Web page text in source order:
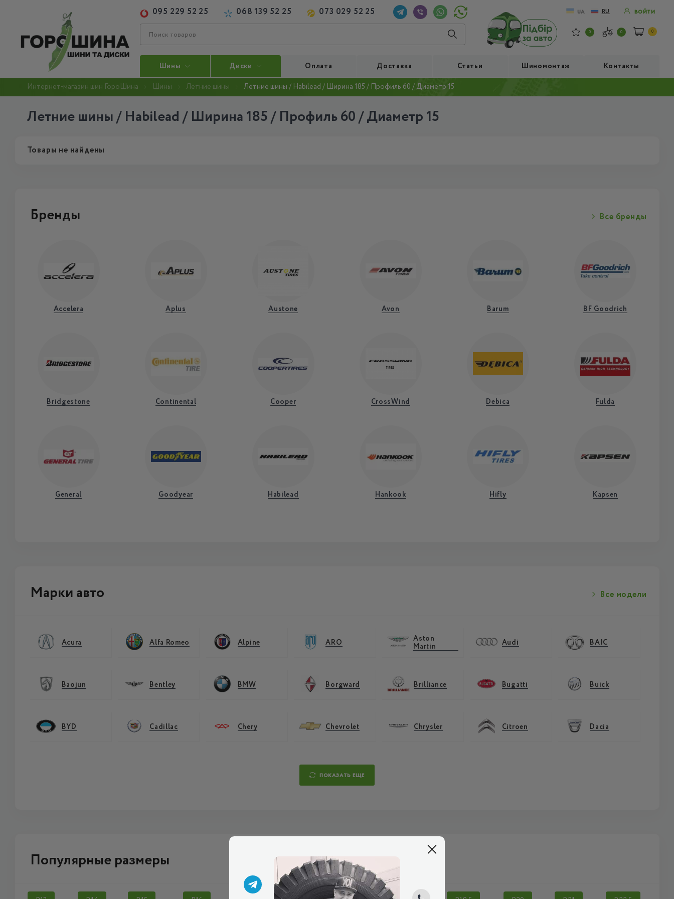
095 229 52 25 068 139 52 25 073 029 52 25 UA RU ВОЙТИ
0 0 0
Шины Диски Оплата Доставка Статьи Шиномонтаж Контакты
Интернет-магазин шин ГороШина Шины Летние шины Летние шины / Habilead / Ширина 185 / Профиль 60 / Диаметр 15
Летние шины / Habilead / Ширина 185 / Профиль 60 / Диаметр 15
Товары не найдены
Бренды Все бренды
Accelera Aplus Austone Avon Barum BF Goodrich
Bridgestone Continental Cooper CrossWind Debica Fulda
General Goodyear Habilead Hankook Hifly Kapsen
Марки авто Все модели
Acura Alfa Romeo Alpine ARO
Aston
Martin
Audi BAIC
Baojun Bentley BMW Borgward Brilliance Bugatti Buick
BYD Cadillac Chery Chevrolet Chrysler Citroen Dacia
ПОКАЗАТЬ ЕЩЕ
Популярные размеры